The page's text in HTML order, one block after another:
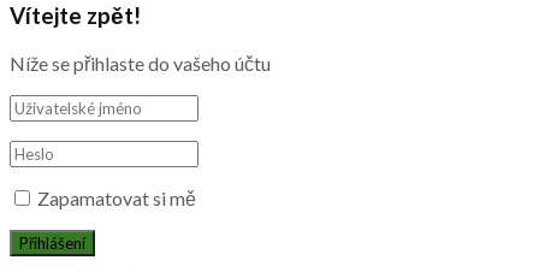
Vítejte zpět!
Níže se přihlaste do vašeho účtu
Zapamatovat si mě